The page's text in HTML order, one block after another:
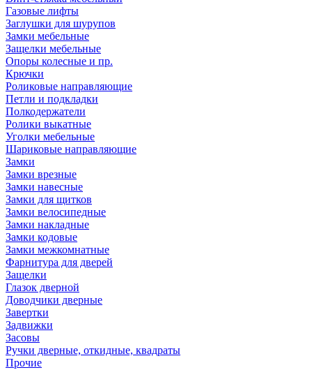
Газовые лифты
Заглушки для шурупов
Замки мебельные
Защелки мебельные
Опоры колесные и пр.
Крючки
Роликовые направляющие
Петли и подкладки
Полкодержатели
Ролики выкатные
Уголки мебельные
Шариковые направляющие
Замки
Замки врезные
Замки навесные
Замки для щитков
Замки велосипедные
Замки накладные
Замки кодовые
Замки межкомнатные
Фарнитура для дверей
Защелки
Глазок дверной
Доводчики дверные
Завертки
Задвижки
Засовы
Ручки дверные, откидные, квадраты
Прочие